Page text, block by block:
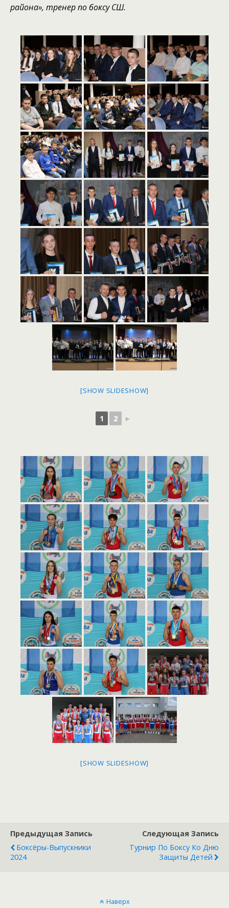
района», тренер по боксу СШ.
[SHOW SLIDESHOW]
1 2 ►
[SHOW SLIDESHOW]
Предыдущая Запись
Боксёры-Выпускники
2024
Следующая Запись
Турнир По Боксу Ко Дню
Защиты Детей
Наверх